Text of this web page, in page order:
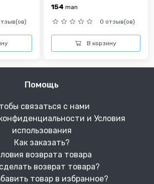
154 man
0 отзыв(ов)
В корзину
Помощь
связаться с нами
и Условия
использования
Как заказать?
возврата товара
возврат товара?
товар в избранное?